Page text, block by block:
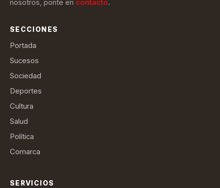
nosotros, ponte en contacto.
SECCIONES
Portada
Sucesos
Sociedad
Deportes
Cultura
Salud
Política
Comarca
SERVICIOS